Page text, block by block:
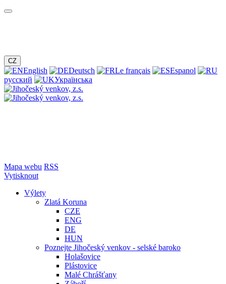
CZ
English Deutsch Le français
Espanol
русский
Українська
Mapa webu RSS
Vytisknout
Výlety
Zlatá Koruna
CZE
ENG
DE
HUN
Poznejte Jihočeský venkov - selské baroko
Holašovice
Plástovice
Malé Chrášťany